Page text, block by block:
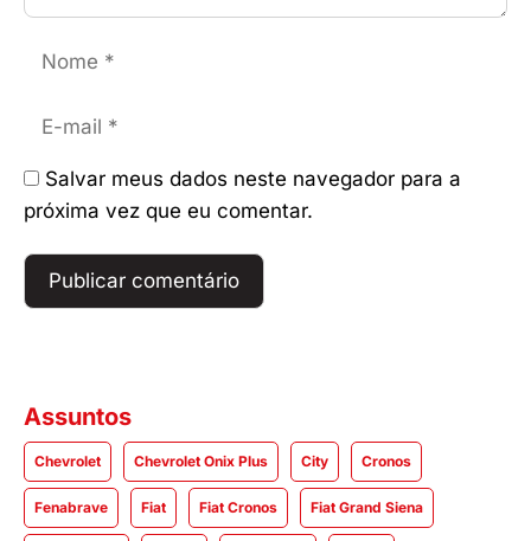
mail
Salvar meus dados neste navegador para a
próxima vez que eu comentar.
Assuntos
Chevrolet Chevrolet Onix Plus City Cronos
Fenabrave Fiat Fiat Cronos Fiat Grand Siena